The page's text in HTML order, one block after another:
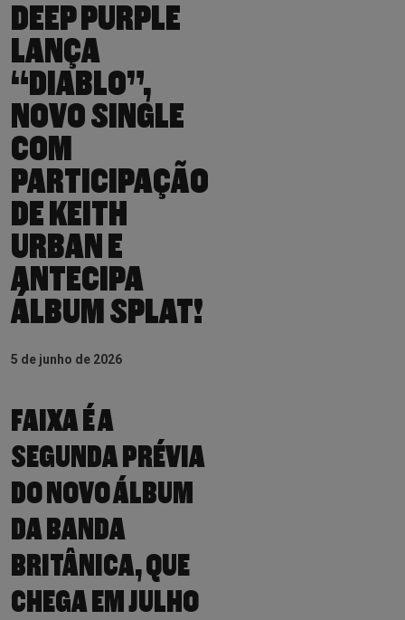
DEEP PURPLE
LANÇA
“DIABLO”,
NOVO SINGLE
COM
PARTICIPAÇÃO
DE KEITH
URBAN E
ANTECIPA
ÁLBUM SPLAT!
5 de junho de 2026
FAIXA É A
SEGUNDA PRÉVIA
DO NOVO ÁLBUM
DA BANDA
BRITÂNICA, QUE
CHEGA EM JULHO